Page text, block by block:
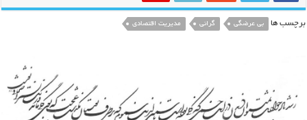
برچسب ها بی عرضگی گرانی مدیریت اقتصادی